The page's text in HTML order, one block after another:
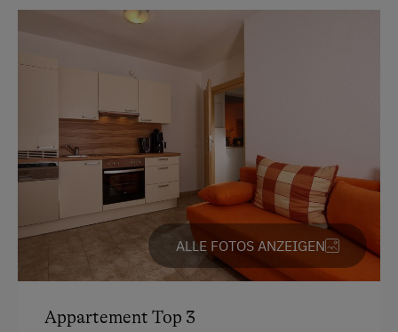
Klettersteig
Kutschenfahrten
Leihrodeln
Liegewiese
Live Unterhaltung
Minigolf
Nationalpark
Natur- u. Landschaftsführer
Heizung
Haarföhn
Garten
Toilette
Wlan
Haupthaus
Geschirrspüler
Bettwäsche
Doppelbett (Kingsize)
ALLE FOTOS ANZEIGEN
Appartement Top 3